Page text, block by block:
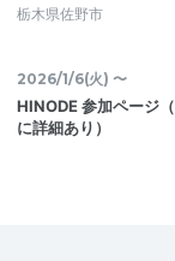
強風でした
この時期に少
栃木県佐野市
2026/1/6(火) 〜
HINODE 参加ページ
に詳細あり）